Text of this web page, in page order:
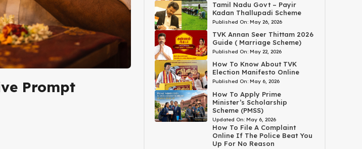
Prompt
Tamil Nadu Govt – Payir
Kadan Thallupadi Scheme
Published On: May 26, 2026
TVK Annan Seer Thittam 2026
Guide ( Marriage Scheme)
Published On: May 22, 2026
How To Know About TVK
Election Manifesto Online
Published On: May 6, 2026
How To Apply Prime
Minister’s Scholarship
Scheme (PMSS)
Updated On: May 6, 2026
How To File A Complaint
Online If The Police Beat You
Up For No Reason